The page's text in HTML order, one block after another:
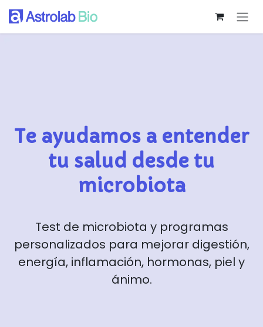
Ir al contenido
Te ayudamos a entender
tu salud desde tu
microbiota
Test de microbiota y programas
personalizados para mejorar digestión,
energía, inflamación, hormonas, piel y
ánimo.